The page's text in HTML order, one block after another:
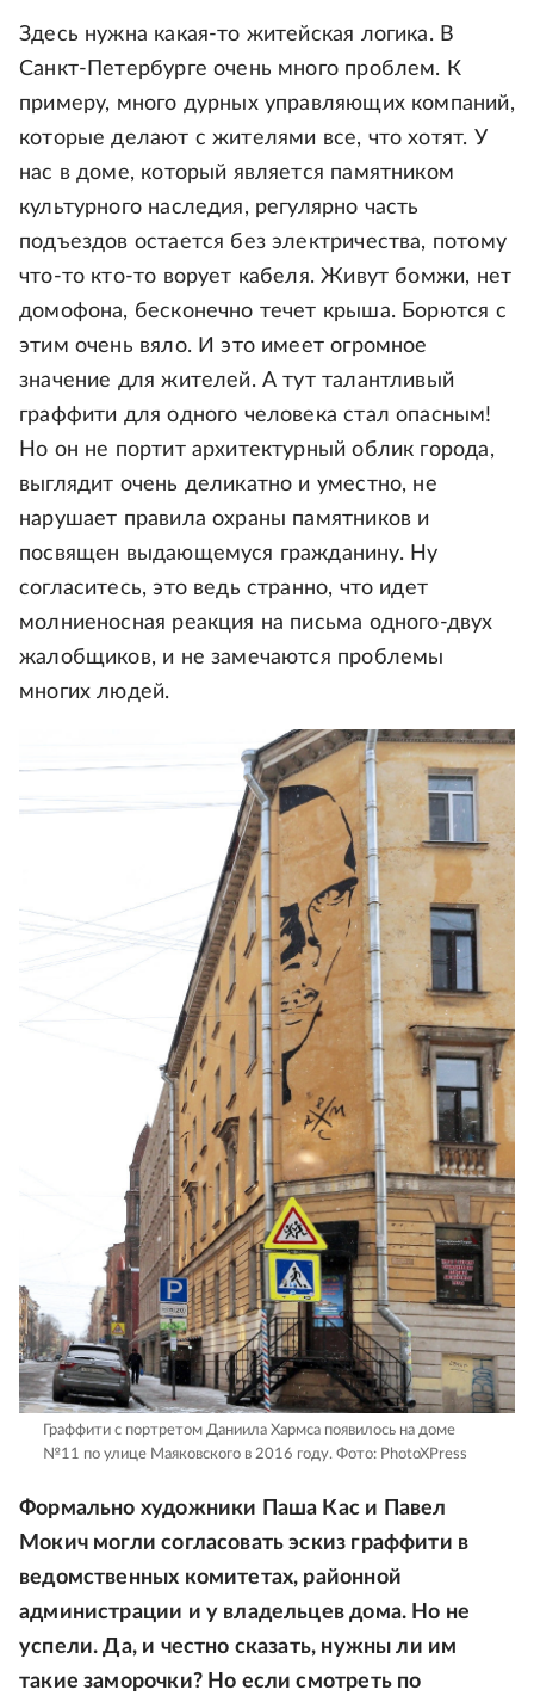
Здесь нужна какая-то житейская логика. В
Санкт-Петербурге очень много проблем. К
примеру, много дурных управляющих компаний,
которые делают с жителями все, что хотят. У
нас в доме, который является памятником
культурного наследия, регулярно часть
подъездов остается без электричества, потому
что-то кто-то ворует кабеля. Живут бомжи, нет
домофона, бесконечно течет крыша. Борются с
этим очень вяло. И это имеет огромное
значение для жителей. А тут талантливый
граффити для одного человека стал опасным!
Но он не портит архитектурный облик города,
выглядит очень деликатно и уместно, не
нарушает правила охраны памятников и
посвящен выдающемуся гражданину. Ну
согласитесь, это ведь странно, что идет
молниеносная реакция на письма одного-двух
жалобщиков, и не замечаются проблемы
многих людей.
Граффити с портретом Даниила Хармса появилось на доме
№11 по улице Маяковского в 2016 году. Фото: PhotoXPress
Формально художники Паша Кас и Павел
Мокич могли согласовать эскиз граффити в
ведомственных комитетах, районной
администрации и у владельцев дома. Но не
успели. Да, и честно сказать, нужны ли им
такие заморочки? Но если смотреть по